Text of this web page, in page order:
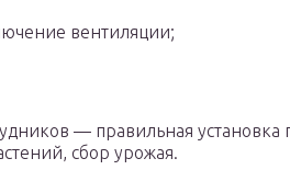
вентиляции;
— правильная
сбор урожая.